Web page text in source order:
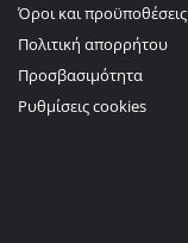
Όροι και προϋποθέσεις
Πολιτική απορρήτου
Προσβασιμότητα
Ρυθμίσεις cookies